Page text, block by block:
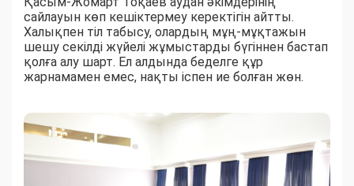
сайлауын көп кешіктермеу керектігін айтты.
Халықпен тіл табысу, олардың мұң-мұқтажын
шешу секілді жүйелі жұмыстарды бүгіннен бастап
қолға алу шарт. Ел алдында беделге құр
жарнамамен емес, нақты іспен ие болған жөн.